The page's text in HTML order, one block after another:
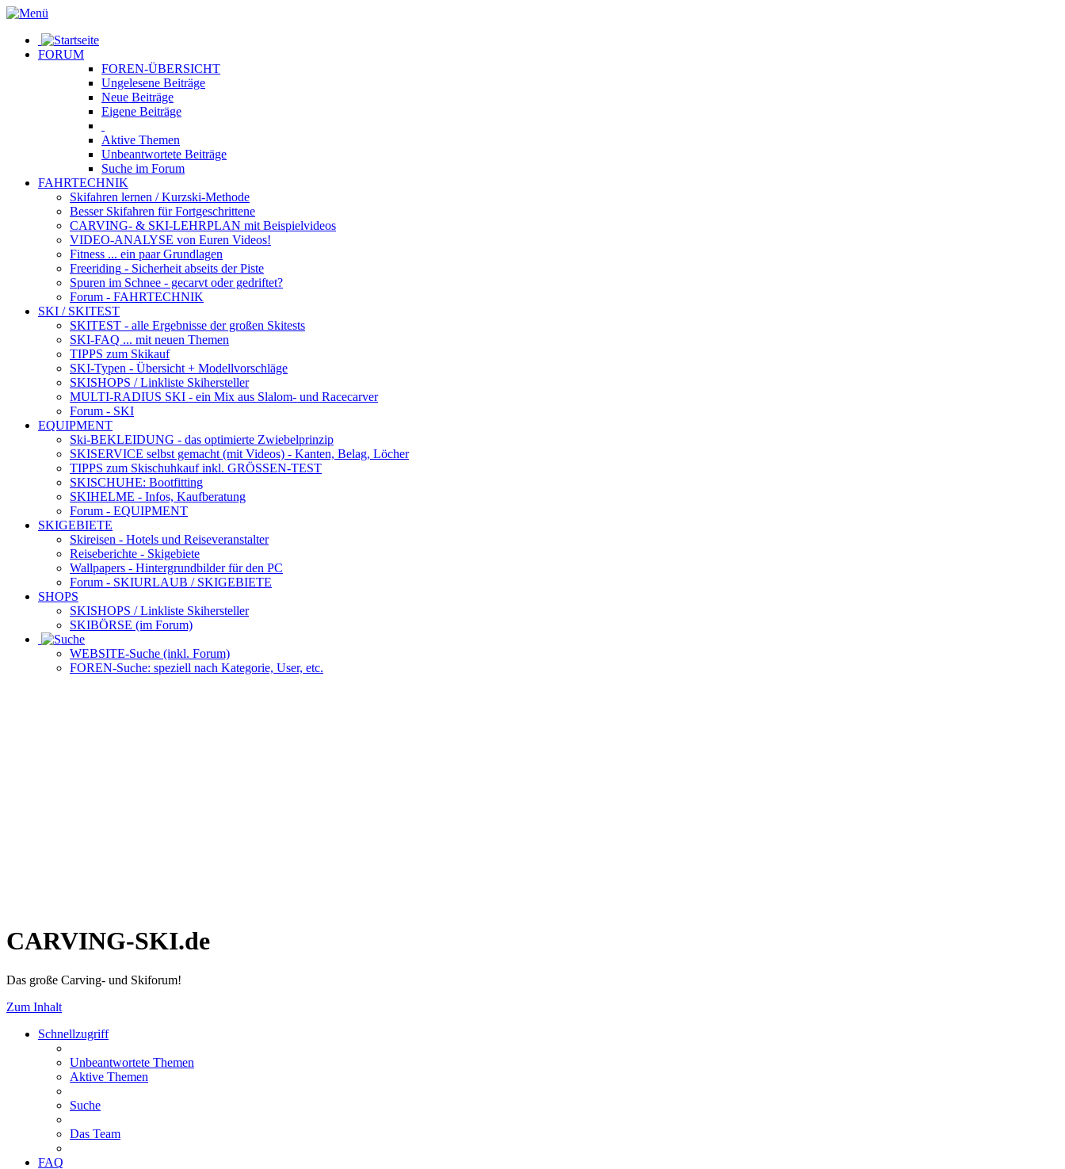
FORUM
FOREN-ÜBERSICHT
Ungelesene Beiträge
Neue Beiträge
Eigene Beiträge
Aktive Themen
Unbeantwortete Beiträge
Suche im Forum
FAHRTECHNIK
Skifahren lernen / Kurzski-Methode
Besser Skifahren für Fortgeschrittene
CARVING- & SKI-LEHRPLAN mit Beispielvideos
VIDEO-ANALYSE von Euren Videos!
Fitness ... ein paar Grundlagen
Freeriding - Sicherheit abseits der Piste
Spuren im Schnee - gecarvt oder gedriftet?
Forum - FAHRTECHNIK
SKI / SKITEST
SKITEST - alle Ergebnisse der großen Skitests
SKI-FAQ ... mit neuen Themen
TIPPS zum Skikauf
SKI-Typen - Übersicht + Modellvorschläge
SKISHOPS / Linkliste Skihersteller
MULTI-RADIUS SKI - ein Mix aus Slalom- und Racecarver
Forum - SKI
EQUIPMENT
Ski-BEKLEIDUNG - das optimierte Zwiebelprinzip
SKISERVICE selbst gemacht (mit Videos) - Kanten, Belag, Löcher
TIPPS zum Skischuhkaufinkl. GRÖSSEN-TEST
SKISCHUHE: Bootfitting
SKIHELME - Infos, Kaufberatung
Forum - EQUIPMENT
SKIGEBIETE
Skireisen - Hotels und Reiseveranstalter
Reiseberichte - Skigebiete
Wallpapers - Hintergrundbilder für den PC
Forum - SKIURLAUB / SKIGEBIETE
SHOPS
SKISHOPS / Linkliste Skihersteller
SKIBÖRSE (im Forum)
WEBSITE-Suche (inkl. Forum)
FOREN-Suche: speziell nach Kategorie, User, etc.
CARVING-SKI.de
Das große Carving- und Skiforum!
Zum Inhalt
Schnellzugriff
Unbeantwortete Themen
Aktive Themen
Suche
Das Team
FAQ